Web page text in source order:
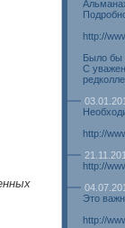
http://
Было бы
С
http://
http://
Это
http://